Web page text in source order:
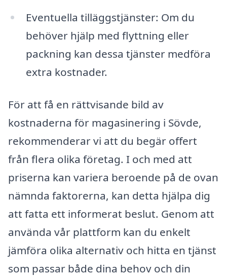
Eventuella tilläggstjänster: Om du
behöver hjälp med flyttning eller
packning kan dessa tjänster medföra
extra kostnader.
För att få en rättvisande bild av
kostnaderna för magasinering i Sövde,
rekommenderar vi att du begär offert
från flera olika företag. I och med att
priserna kan variera beroende på de ovan
nämnda faktorerna, kan detta hjälpa dig
att fatta ett informerat beslut. Genom att
använda vår plattform kan du enkelt
jämföra olika alternativ och hitta en tjänst
som passar både dina behov och din